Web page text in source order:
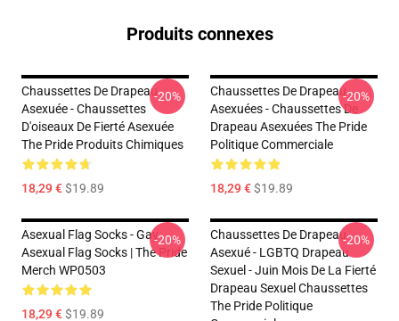
Produits connexes
Chaussettes De Drapeau
Asexuée - Chaussettes
D'oiseaux De Fierté Asexuée
The Pride Produits Chimiques
18,29 €$19.89
-20%
Chaussettes De Drapeau
Asexuées - Chaussettes De
Drapeau Asexuées The Pride
Politique Commerciale
18,29 €$19.89
-20%
Asexual Flag Socks - Gay
Asexual Flag Socks | The Pride
Merch WP0503
18,29 €$19.89
-20%
Chaussettes De Drapeau
Asexué - LGBTQ Drapeau
Sexuel - Juin Mois De La Fierté
Drapeau Sexuel Chaussettes
The Pride Politique
-20%